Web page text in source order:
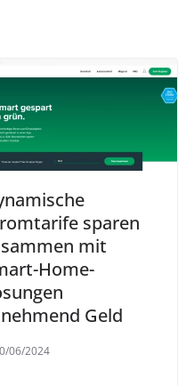
sparen
mit
Home-
Geld
06/2024